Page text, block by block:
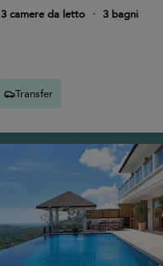
3 camere da letto · 3 bagni
Transfer